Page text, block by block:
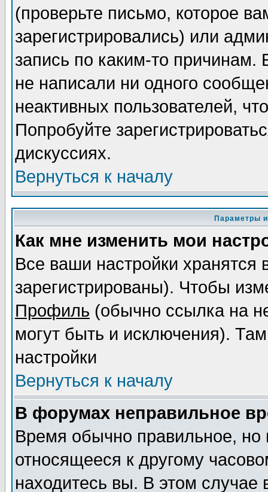
(проверьте письмо, которое
зарегистрировались) или
запись по каким-то
не написали ни одного
неактивных пользователей,
Попробуйте
дискуссиях.
Вернуться к началу
Параметры
Как мне изменить мои
Все ваши настройки
зарегистрированы). Чтобы
Профиль (обычно ссылка на
могут быть и исключения).
настройки
Вернуться к началу
В форумах неправильное
Время обычно правильное,
относящееся к другому
находитесь вы. В этом